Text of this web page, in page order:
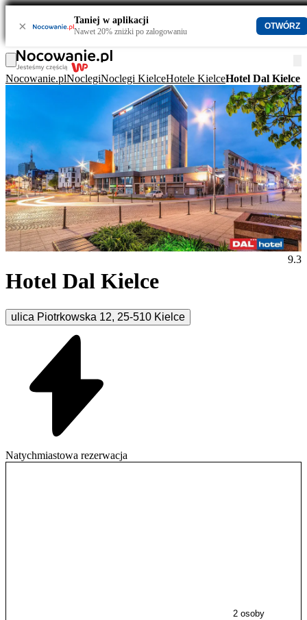
× Taniej w aplikacji
Nawet 20% zniżki po zalogowaniu
OTWÓRZ
Nocowanie.plNoclegiNoclegi KielceHotele KielceHotel Dal Kielce
Hotel Dal Kielce
ulica Piotrkowska 12, 25-510 Kielce
9.3
Natychmiastowa rezerwacja
2 osoby